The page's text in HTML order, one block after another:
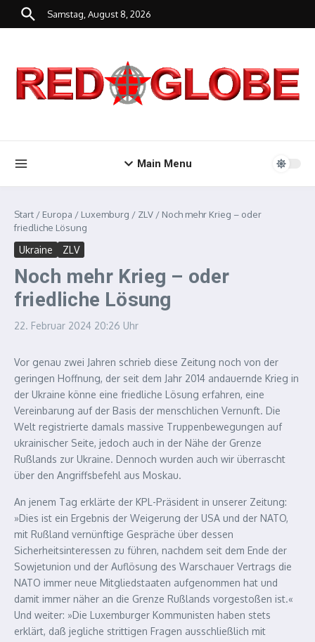
Zum Inhalt springen
Samstag, August 8, 2026
Main Menu
Start / Europa / Luxemburg / ZLV / Noch mehr Krieg – oder
friedliche Lösung
Ukraine ZLV
Noch mehr Krieg – oder
friedliche Lösung
22. Februar 2024 20:26 Uhr
Vor genau zwei Jahren schrieb diese Zeitung noch von der
geringen Hoffnung, der seit dem Jahr 2014 andauernde Krieg in
der Ukraine könne eine friedliche Lösung erfahren, eine
Vereinbarung auf der Basis der menschlichen Vernunft. Die
Welt registrierte damals massive Truppenbewegungen auf
ukrainischer Seite, jedoch auch in der Nähe der Grenze
Rußlands zur Ukraine. Dennoch wurden auch wir überrascht
über den Angriffsbefehl aus Moskau.
An jenem Tag erklärte der KPL-Präsident in unserer Zeitung:
»Dies ist ein Ergebnis der Weigerung der USA und der NATO,
mit Rußland vernünftige Gespräche über dessen
Sicherheitsinteressen zu führen, nachdem seit dem Ende der
Sowjetunion und der Auflösung des Warschauer Vertrags die
NATO immer neue Mitgliedstaaten aufgenommen hat und
damit immer näher an die Grenze Rußlands vorgestoßen ist.«
Und weiter: »Die Luxemburger Kommunisten haben stets
erklärt, daß jegliche strittigen Fragen ausschließlich mit